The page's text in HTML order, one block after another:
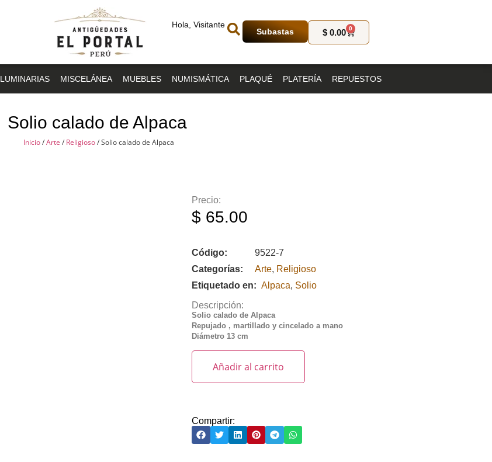
Hola, Visitante
Subastas $ 0.00 0
LUMINARIAS MISCELÁNEA MUEBLES NUMISMÁTICA PLAQUÉ PLATERÍA REPUESTOS
Solio calado de Alpaca
Inicio/Arte / Religioso/ Solio calado de Alpaca
Precio:
$ 65.00
Código:
9522-7
Categorías:
Arte, Religioso
Etiquetado en:Alpaca, Solio
Descripción:
Solio calado de Alpaca
Repujado , martillado y cincelado a mano
Diámetro 13 cm
Añadir al carrito
Compartir: